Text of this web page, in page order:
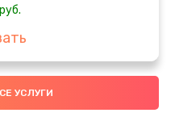
термоблока
УСЛУГИ